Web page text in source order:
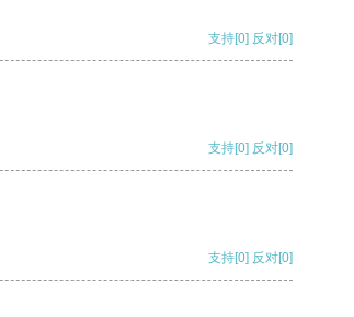
支持[0] 反对[0]
支持[0] 反对[0]
支持[0] 反对[0]